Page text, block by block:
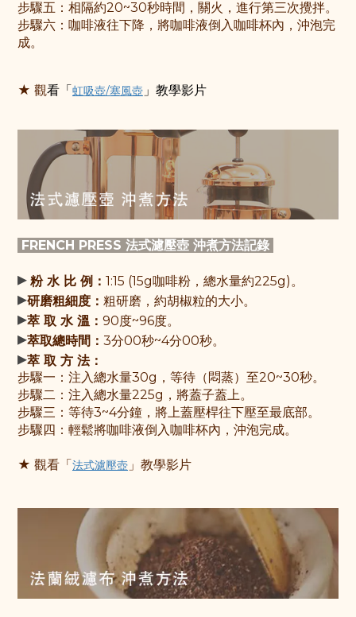
步驟五：相隔約20~30秒時間，關火，進行第三次攪拌。
步驟六：咖啡液往下降，將咖啡液倒入咖啡杯內，沖泡完
成。
★ 觀看 「 虹吸壺/塞風壺 」 教學影片
FRENCH PRESS 法式濾壓壺 沖煮方法記錄
▸ 粉 水 比 例： 1:15 (15g咖啡粉，總水量約225g)。
▸研磨粗細度： 粗研磨，約胡椒粒的大小。
▸萃 取 水 溫： 90度~96度。
▸萃取總時間： 3分00秒~4分00秒。
▸萃 取 方 法：
步驟一： 注入總水量30g，等待（悶蒸）至20~30秒。
步驟二： 注入總水量225g，將蓋子蓋上。
步驟三： 等待3~4分鐘，將上蓋壓桿往下壓至最底部。
步驟 四： 輕鬆將咖啡液倒入咖啡杯內，沖泡完成。
★ 觀看「 法式濾壓壺 」教學影片